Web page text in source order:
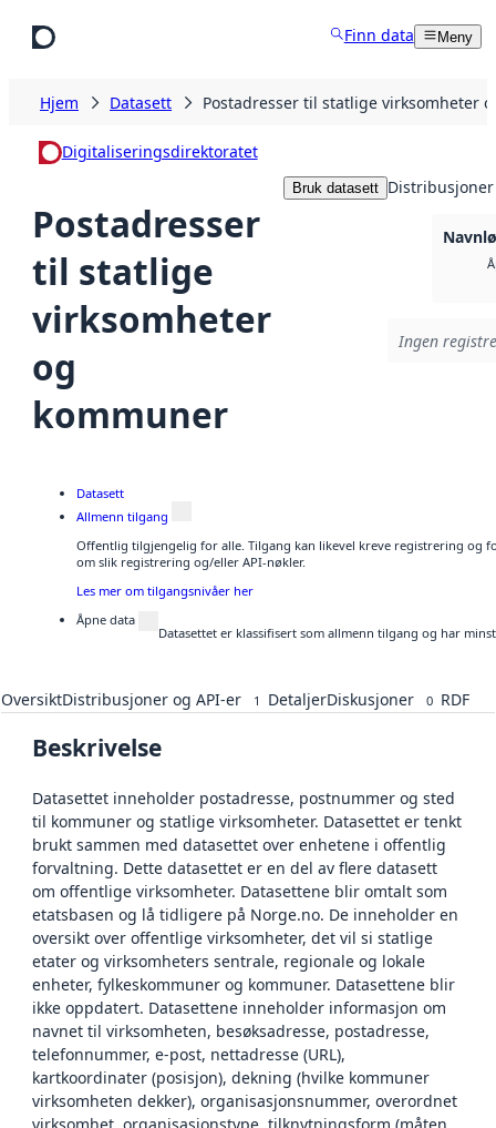
Finn data Meny
Hjem Datasett Postadresser til statlige virksomheter
Digitaliseringsdirektoratet
Postadresser
til statlige
virksomheter
og
kommuner
Bruk datasett Distribusjoner
Ingen
Datasett
Allmenn tilgang
Offentlig tilgjengelig for alle. Tilgang kan likevel kreve registrering og
om slik registrering og/eller API-nøkler.
Les mer om tilgangsnivåer her
Åpne data
Datasettet er klassifisert som allmenn tilgang og har
OversiktDistribusjoner og API-er 1 DetaljerDiskusjoner 0 RDF
Beskrivelse
Datasettet inneholder postadresse, postnummer og sted
til kommuner og statlige virksomheter. Datasettet er tenkt
brukt sammen med datasettet over enhetene i offentlig
forvaltning. Dette datasettet er en del av flere datasett
om offentlige virksomheter. Datasettene blir omtalt som
etatsbasen og lå tidligere på Norge.no. De inneholder en
oversikt over offentlige virksomheter, det vil si statlige
etater og virksomheters sentrale, regionale og lokale
enheter, fylkeskommuner og kommuner. Datasettene blir
ikke oppdatert. Datasettene inneholder informasjon om
navnet til virksomheten, besøksadresse, postadresse,
telefonnummer, e-post, nettadresse (URL),
kartkoordinater (posisjon), dekning (hvilke kommuner
virksomheten dekker), organisasjonsnummer, overordnet